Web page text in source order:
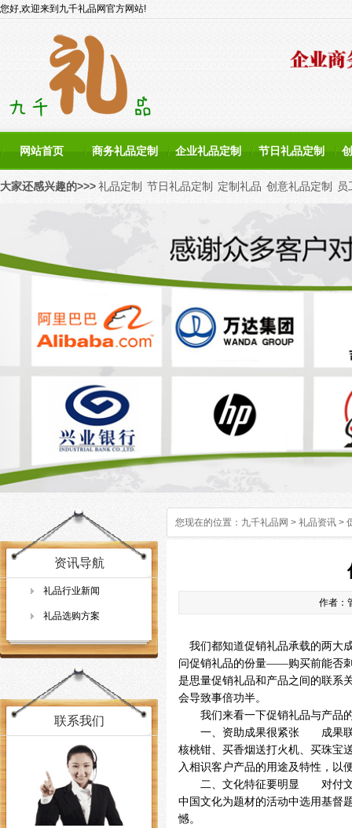
网站首页 商务礼品定制 企业礼品定制 节日礼品定制
您好,欢迎来到九千礼品网官方网站!
大家还感兴趣的>>>礼品定制 节日礼品定制 定制礼品 创意礼品定制 员
您现在的位置： 九千礼品网 > 礼品资讯 >
资讯导航
礼品行业新闻
礼品选购方案
联系我们
作者：
我们都知道促销礼品承载的两大
问促销礼品的份量——购买前能否
是思量促销礼品和产品之间的联系
会导致事倍功半。
我们来看一下促销礼品与产品
一、资助成果很紧张 成果联系
核桃钳、买香烟送打火机、买珠宝
入相识客户产品的用途及特性，以
二、文化特征要明显 对付文化
中国文化为题材的活动中选用基督
憾。